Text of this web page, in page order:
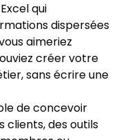
qui
dispersées
aimeriez
créer votre
sans écrire une
de concevoir
clients, des outils